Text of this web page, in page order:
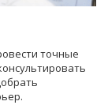
точные